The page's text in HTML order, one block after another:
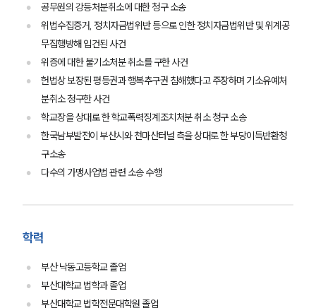
팀소개
팀소개
오시는 길
글로벌 파트너 로펌
고객의 소리
AI대륜
고객후기
공무원의 강등처분취소에 대한 청구 소송
위법수집증거, 정치자금법위반 등으로 인한 정치자금법위반 및 위계공
무집행방해 입건된 사건
위증에 대한 불기소처분 취소를 구한 사건
헌법상 보장된 평등권과 행복추구권 침해했다고 주장하며 기소유예처
분취소 청구한 사건
학교장을 상대로 한 학교폭력징계조치처분 취소 청구 소송
한국남부발전이 부산시와 천마산터널 측을 상대로 한 부당이득반환청
구소송
다수의 가맹사업법 관련 소송 수행
학력
부산 낙동고등학교 졸업
부산대학교 법학과 졸업
부산대학교 법학전문대학원 졸업